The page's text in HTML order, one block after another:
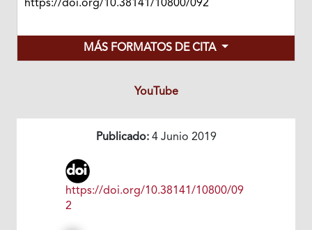
https://doi.org/10.38141/10800/092
MÁS FORMATOS DE CITA
YouTube
Publicado:4 Junio 2019
https://doi.org/10.38141/10800/09
2